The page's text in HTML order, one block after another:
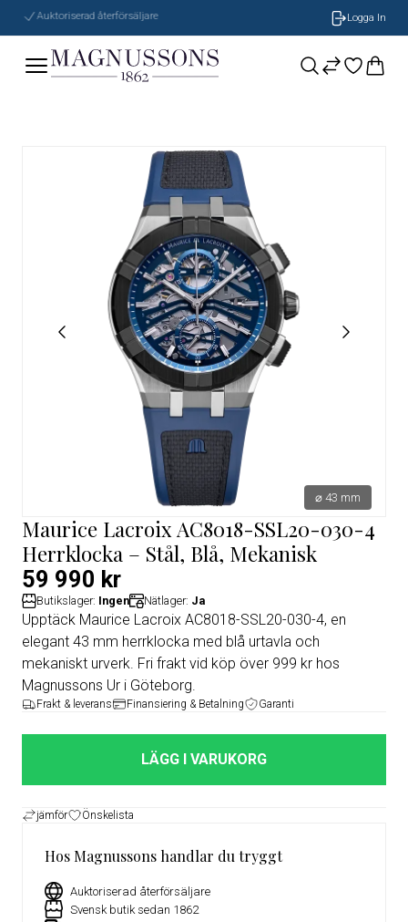
Auktoriserad återförsäljare Logga In
⌀ 43 mm
Maurice Lacroix AC8018-SSL20-030-4
Herrklocka – Stål, Blå, Mekanisk
59 990 kr
Butikslager: Ingen Nätlager: Ja
Upptäck Maurice Lacroix AC8018-SSL20-030-4, en
elegant 43 mm herrklocka med blå urtavla och
mekaniskt urverk. Fri frakt vid köp över 999 kr hos
Magnussons Ur i Göteborg.
Frakt & leverans Finansiering & Betalning Garanti
LÄGG I VARUKORG
jämför Önskelista
Hos Magnussons handlar du tryggt
Auktoriserad återförsäljare
Svensk butik sedan 1862